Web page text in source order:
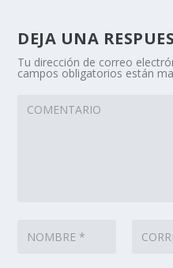
DEJA UNA
Tu dirección de correo
campos obligatorios están